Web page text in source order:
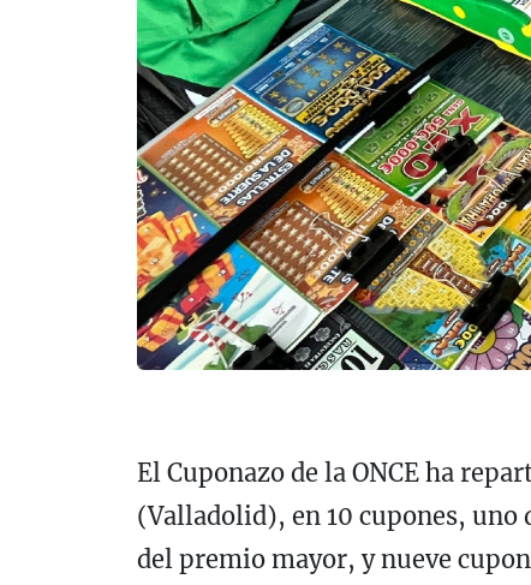
El Cuponazo de la ONCE ha
(Valladolid), en 10 cupones, uno
del premio mayor, y nueve